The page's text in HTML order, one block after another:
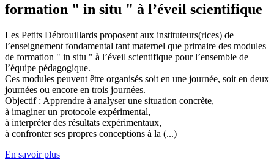
formation " in situ " à l’éveil scientifique
Les Petits Débrouillards proposent aux instituteurs(rices) de
l’enseignement fondamental tant maternel que primaire des modules
de formation " in situ " à l’éveil scientifique pour l’ensemble de
l’équipe pédagogique.
Ces modules peuvent être organisés soit en une journée, soit en deux
journées ou encore en trois journées.
Objectif : Apprendre à analyser une situation concrète,
à imaginer un protocole expérimental,
à interpréter des résultats expérimentaux,
à confronter ses propres conceptions à la (...)
En savoir plus